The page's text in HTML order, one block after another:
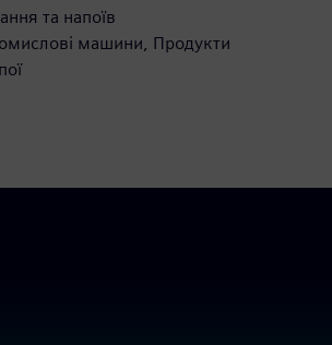
та напоїв
машини, Продукти